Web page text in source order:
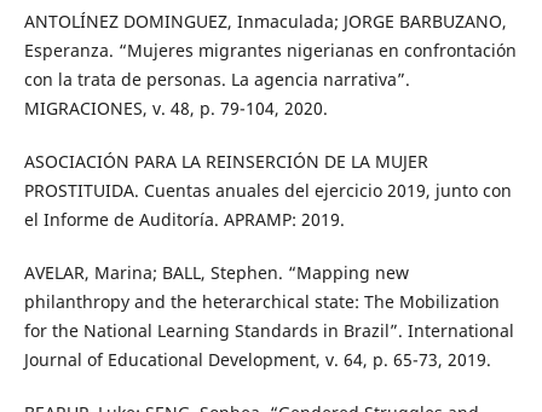
ANTOLÍNEZ DOMINGUEZ, Inmaculada; JORGE BARBUZANO,
Esperanza. “Mujeres migrantes nigerianas en confrontación
con la trata de personas. La agencia narrativa”.
MIGRACIONES, v. 48, p. 79-104, 2020.
ASOCIACIÓN PARA LA REINSERCIÓN DE LA MUJER
PROSTITUIDA. Cuentas anuales del ejercicio 2019, junto con
el Informe de Auditoría. APRAMP: 2019.
AVELAR, Marina; BALL, Stephen. “Mapping new
philanthropy and the heterarchical state: The Mobilization
for the National Learning Standards in Brazil”. International
Journal of Educational Development, v. 64, p. 65-73, 2019.